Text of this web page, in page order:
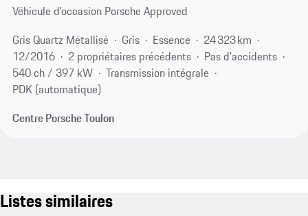
Véhicule d’occasion Porsche Approved
Gris Quartz Métallisé
Gris Essence
24 323 km
12/2016
2 propriétaires précédents
Pas d'accidents
540 ch / 397 kW
Transmission intégrale
PDK (automatique)
Centre Porsche Toulon
Listes similaires